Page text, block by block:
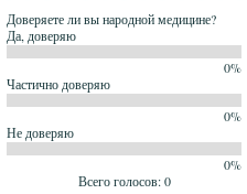
Доверяете ли вы народной медицине?
Да, доверяю
0%
Частично доверяю
0%
Не доверяю
0%
Всего голосов: 0